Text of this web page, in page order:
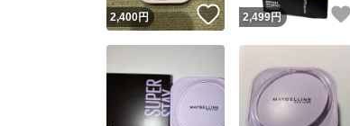
2,400円 いいね！
2,499円